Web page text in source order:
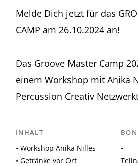
Melde Dich jetzt für das
CAMP am 26.10.2024 an!
Das Groove Master Camp
einem Workshop mit Anika
Percussion Creativ
INHALT
•
• Workshop Anika Nilles
• Getränke vor Ort